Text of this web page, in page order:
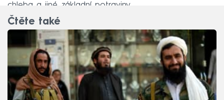
chleba a jiné základní potraviny.
Čtěte také